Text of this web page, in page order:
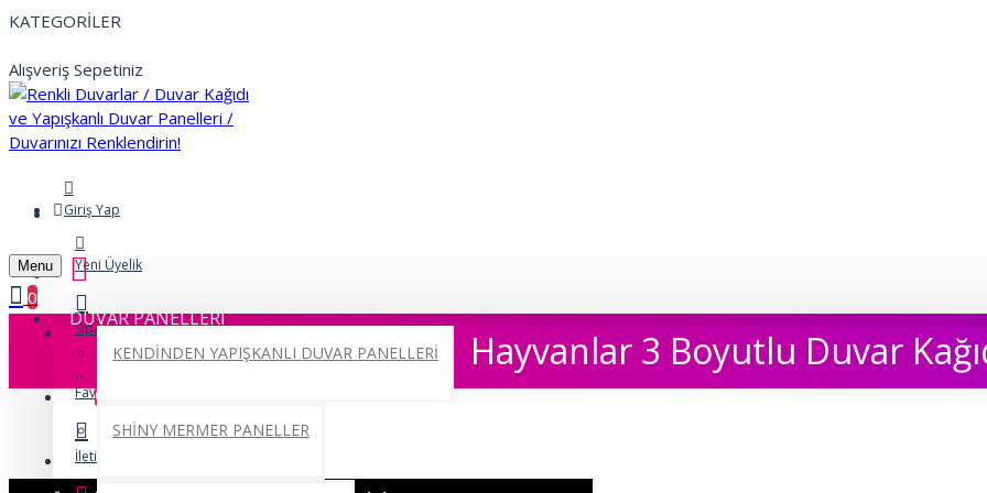
KATEGORİLER
Alışveriş Sepetiniz
Giriş Yap
Yeni Üyelik
Siparişlerim
Favorilerim
0
İletişim
DUVAR PANELLERİ
KENDİNDEN YAPIŞKANLI DUVAR PANELLERİ
SHİNY MERMER PANELLER
Menu
0
Hayvanlar 3 Boyutlu Duvar